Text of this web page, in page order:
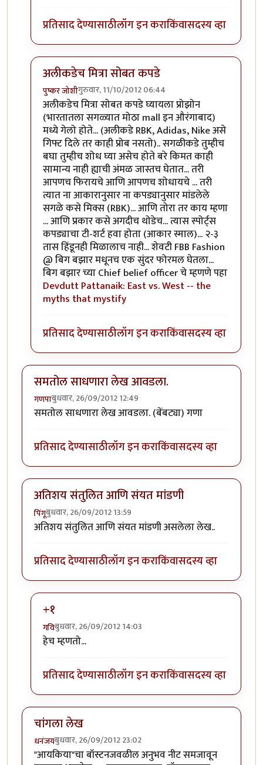
प्रतिसाद देण्यासाठीलॉग इन कराकिंवासदस्य व्हा
अलीकडेच मित्रा सोबत कपडे
पुष्कर जोशीगुरुवार, 11/10/2012 06:44
In reply toजनजागृतीbyसर्वसाक्षी
अलीकडेच मित्रा सोबत कपडे घ्यायला प्रोझोन
(भारतातला सगळ्यात मोठा mall इन औरंगाबाद)
मध्ये गेलो होते... (अलीकडे RBK, Adidas, Nike असे
गिफ्ट दिले तर काही प्रोब नसतो).. सगळीकडे तुम्हीच
बघा तुम्हीच शोध घ्या असेच होते बरे किमत काही
सामान्य नाही ह्याची अंमळ जास्तच घेतात... तरी
आपणच फिरायचे आणि आपणच शोधायचे ... तरी
त्यात ना आकारानुसार ना कपड्यानुसार मांडलेले
सगळे कसे मिक्स (RBK)... आणि तोरा तर काय म्हणा
... आणि प्रकार कसे अगदीच थोडेच... त्यास स्पोर्ट्स
कपड्याचा टी-शर्ट हवा होता (आकार स्माल)... २-३
तास हिंडूनही मिळालाच नाही... शेवटी FBB Fashion
@ बिग बझार मधूनच एक सुंदर फोरमल घेतला...
बिग बझार च्या Chief belief officer चे म्हणणे पहा
Devdutt Pattanaik: East vs. West -- the
myths that mystify
प्रतिसाद देण्यासाठीलॉग इन कराकिंवासदस्य व्हा
समतोल साधणारा लेख आवडला.
गणपाबुधवार, 26/09/2012 12:49
समतोल साधणारा लेख आवडला. (बेंबट्या) गणा
प्रतिसाद देण्यासाठीलॉग इन कराकिंवासदस्य व्हा
अतिशय संतुलित आणि संयत मांडणी
पिंगूबुधवार, 26/09/2012 13:59
अतिशय संतुलित आणि संयत मांडणी असलेला लेख..
प्रतिसाद देण्यासाठीलॉग इन कराकिंवासदस्य व्हा
+१
गविबुधवार, 26/09/2012 14:03
In reply to
हेच म्हणतो...
प्रतिसाद देण्यासाठीलॉग इन कराकिंवासदस्य व्हा
चांगला लेख
धनंजयबुधवार, 26/09/2012 23:02
"आयकिया"चा बॉस्टनजवळील अनुभव नीट समजावून